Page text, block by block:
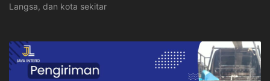
Langsa, dan kota sekitar